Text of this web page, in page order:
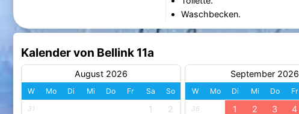
Waschbecken.
Kalender von Bellink 11a
August 2026
W Mo Di Mi Do Fr Sa So
31 1 2
September 2026
W Mo Di Mi Do Fr
36 1 2 3 4